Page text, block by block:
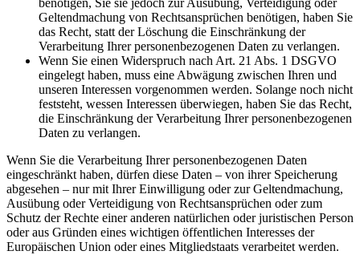
benötigen, Sie sie jedoch zur Ausübung, Verteidigung oder
Geltendmachung von Rechtsansprüchen benötigen, haben Sie
das Recht, statt der Löschung die Einschränkung der
Verarbeitung Ihrer personenbezogenen Daten zu verlangen.
Wenn Sie einen Widerspruch nach Art. 21 Abs. 1 DSGVO
eingelegt haben, muss eine Abwägung zwischen Ihren und
unseren Interessen vorgenommen werden. Solange noch nicht
feststeht, wessen Interessen überwiegen, haben Sie das Recht,
die Einschränkung der Verarbeitung Ihrer personenbezogenen
Daten zu verlangen.
Wenn Sie die Verarbeitung Ihrer personenbezogenen Daten
eingeschränkt haben, dürfen diese Daten – von ihrer Speicherung
abgesehen – nur mit Ihrer Einwilligung oder zur Geltendmachung,
Ausübung oder Verteidigung von Rechtsansprüchen oder zum
Schutz der Rechte einer anderen natürlichen oder juristischen Person
oder aus Gründen eines wichtigen öffentlichen Interesses der
Europäischen Union oder eines Mitgliedstaats verarbeitet werden.